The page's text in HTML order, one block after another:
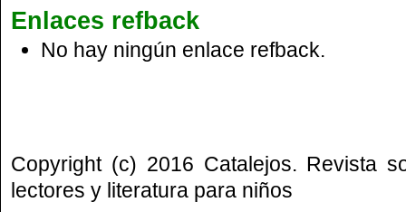
Enlaces refback
No hay ningún enlace refback.
Copyright (c) 2016 Catalejos. Revista
lectores y literatura para niños